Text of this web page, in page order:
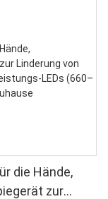
die Hände,
zur